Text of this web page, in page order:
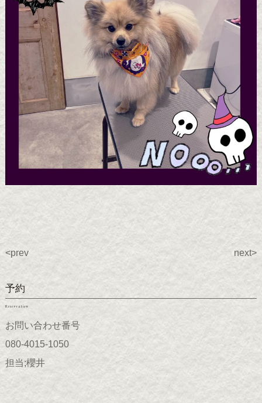
<prev next>
予約
Reservation
お問い合わせ番号
080-4015-1050
担当;櫻井